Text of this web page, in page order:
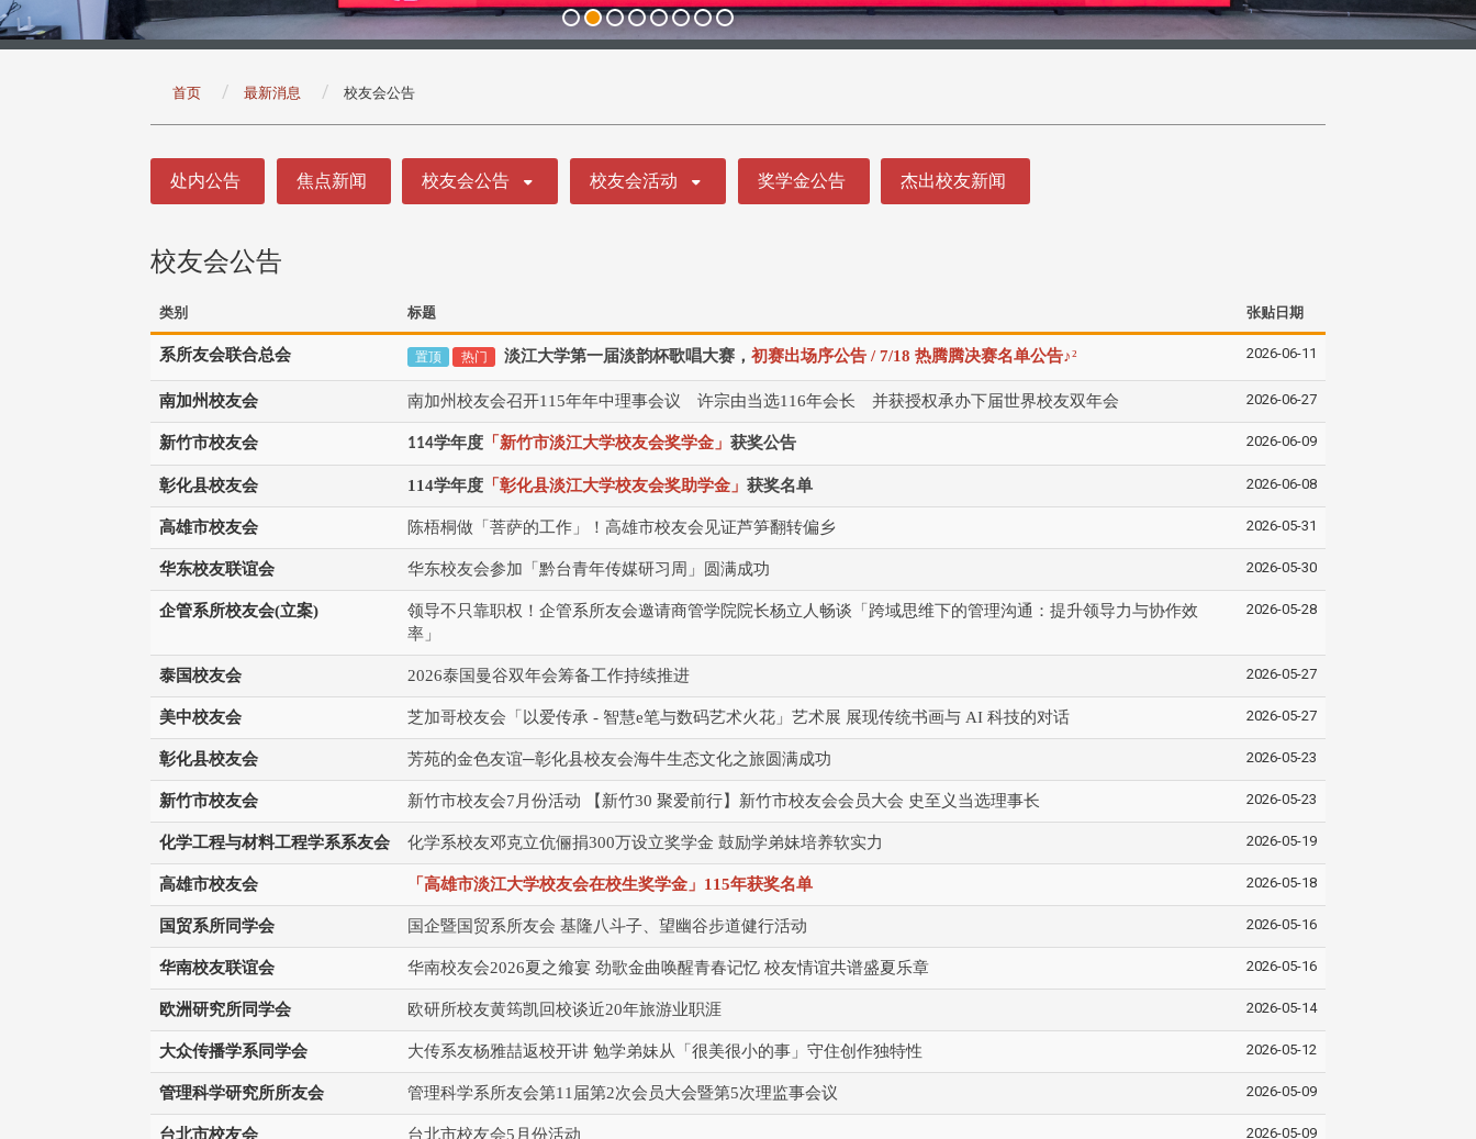
首页 最新消息 校友会公告
处内公告 焦点新闻 校友会公告 校友会活动 奖学金公告 杰出校友新闻
校友会公告
类别 标题 张贴日期
系所友会联合总会 置顶 热门 淡江大学第一届淡韵杯歌唱大赛， 初赛出场序公告 / 7/18 热腾腾决赛名单公告♪² 2026-06-11
南加州校友会 南加州校友会召开115年年中理事会议 许宗由当选116年会长 并获授权承办下届世界校友双年会 2026-06-27
新竹市校友会 114学年度 「新竹市淡江大学校友会奖学金」 获奖公告 2026-06-09
彰化县校友会 114学年度 「彰化县淡江大学校友会奖助学金」 获奖名单 2026-06-08
高雄市校友会 陈梧桐做「菩萨的工作」！高雄市校友会见证芦笋翻转偏乡 2026-05-31
华东校友联谊会 华东校友会参加「黔台青年传媒研习周」圆满成功 2026-05-30
企管系所校友会(立案)
领导不只靠职权！企管系所友会邀请商管学院院长杨立人畅谈「跨域思维下的管理沟通：提升领导力与协作效
率」
2026-05-28
泰国校友会 2026泰国曼谷双年会筹备工作持续推进 2026-05-27
美中校友会 芝加哥校友会「以爱传承 - 智慧e笔与数码艺术火花」艺术展 展现传统书画与 AI 科技的对话 2026-05-27
彰化县校友会 芳苑的金色友谊─彰化县校友会海牛生态文化之旅圆满成功 2026-05-23
新竹市校友会 新竹市校友会7月份活动 【新竹30 聚爱前行】新竹市校友会会员大会 史至义当选理事长 2026-05-23
化学工程与材料工程学系系友会 化学系校友邓克立伉俪捐300万设立奖学金 鼓励学弟妹培养软实力 2026-05-19
高雄市校友会 「高雄市淡江大学校友会在校生奖学金」115年获奖名单 2026-05-18
国贸系所同学会 国企暨国贸系所友会 基隆八斗子、望幽谷步道健行活动 2026-05-16
华南校友联谊会 华南校友会2026夏之飨宴 劲歌金曲唤醒青春记忆 校友情谊共谱盛夏乐章 2026-05-16
欧洲研究所同学会 欧研所校友黄筠凯回校谈近20年旅游业职涯 2026-05-14
大众传播学系同学会 大传系友杨雅喆返校开讲 勉学弟妹从「很美很小的事」守住创作独特性 2026-05-12
管理科学研究所所友会 管理科学系所友会第11届第2次会员大会暨第5次理监事会议 2026-05-09
台北市校友会 台北市校友会5月份活动 2026-05-09